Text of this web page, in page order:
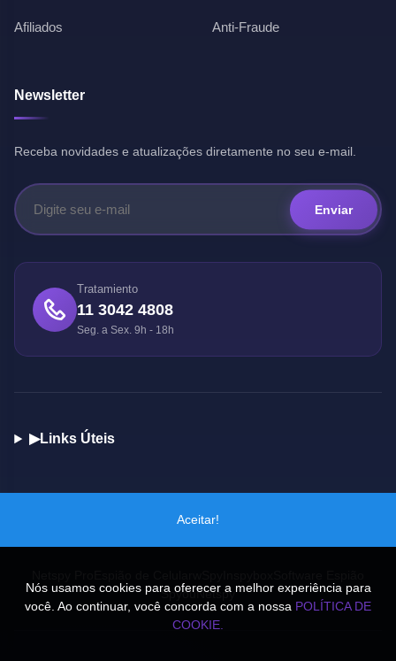
Aceitar!
Nós usamos cookies para oferecer a melhor experiência para
você. Ao continuar, você concorda com a nossa POLÍTICA DE
COOKIE.
Afiliados Anti-Fraude
Newsletter
Receba novidades e atualizações diretamente no seu e-mail.
Enviar
Tratamiento
11 3042 4808
Seg. a Sex. 9h - 18h
▶Links Úteis
SpyouNetspy